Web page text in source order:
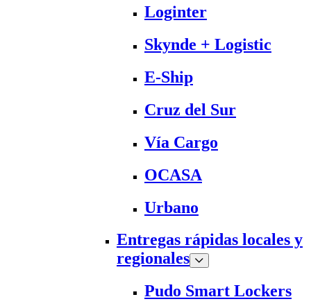
Loginter
Skynde + Logistic
E-Ship
Cruz del Sur
Vía Cargo
OCASA
Urbano
Entregas rápidas locales y
regionales
Pudo Smart Lockers